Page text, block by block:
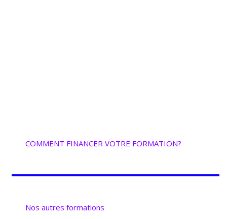
COMMENT FINANCER VOTRE FORMATION?
Nos autres formations